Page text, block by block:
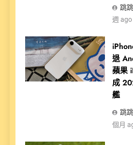
跳
週 ago
退
蘋果
成
艦
跳
個月